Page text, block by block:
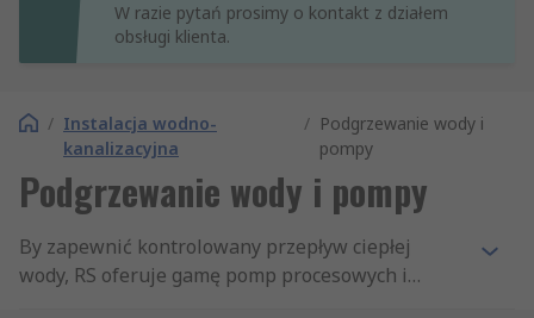
W razie pytań prosimy o kontakt z działem
obsługi klienta.
/ Instalacja wodno-
kanalizacyjna
/ Podgrzewanie wody i
pompy
Podgrzewanie wody i pompy
By zapewnić kontrolowany przepływ ciepłej
wody, RS oferuje gamę pomp procesowych i